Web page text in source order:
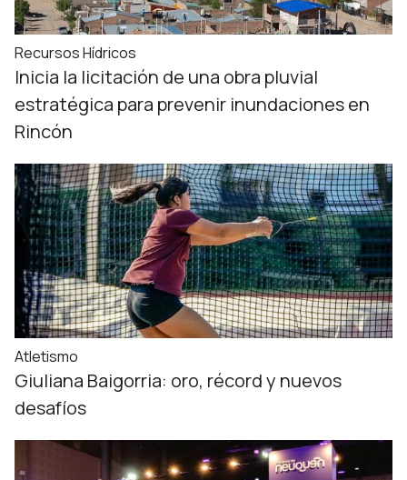
Recursos Hídricos
Inicia la licitación de una obra pluvial
estratégica para prevenir inundaciones en
Rincón
Atletismo
Giuliana Baigorria: oro, récord y nuevos
desafíos